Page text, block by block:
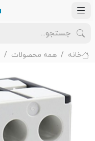
خانه همه محصولات